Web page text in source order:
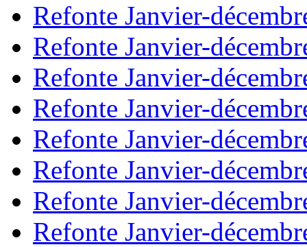
Refonte Janvier-
Refonte Janvier-
Refonte Janvier-
Refonte Janvier-
Refonte Janvier-
Refonte Janvier-
Refonte Janvier-
Refonte Janvier-